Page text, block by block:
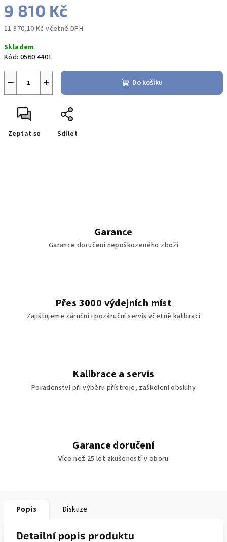
9 810 Kč
11 870,10 Kč včetně DPH
cena:
Skladem
Kód: 0560 4401
+
− Do košíku
Zeptat se Sdílet
Garance
Garance doručení nepoškozeného zboží
Přes 3000 výdejních míst
Zajišťujeme záruční i pozáruční servis včetně kalibrací
Kalibrace a servis
Poradenství při výběru přístroje, zaškolení obsluhy
Garance doručení
Více než 25 let zkušeností v oboru
Popis Diskuze
Detailní popis produktu